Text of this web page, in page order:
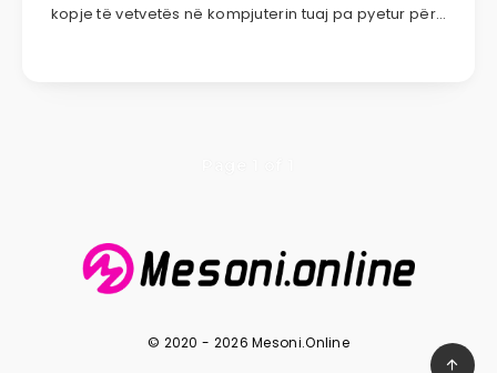
kopje të vetvetës në kompjuterin tuaj pa pyetur për…
© 2020 - 2026 Mesoni.Online